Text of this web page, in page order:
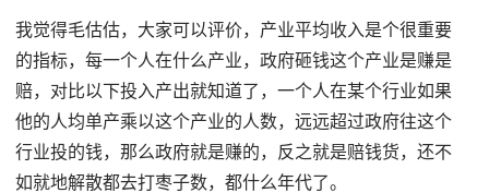
我觉得毛估估，大家可以评价，产业平均收入是个很重要
的指标，每一个人在什么产业，政府砸钱这个产业是赚是
赔，对比以下投入产出就知道了，一个人在某个行业如果
他的人均单产乘以这个产业的人数，远远超过政府往这个
行业投的钱，那么政府就是赚的，反之就是赔钱货，还不
如就地解散都去打枣子数，都什么年代了。